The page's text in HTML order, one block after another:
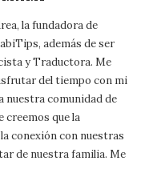
la fundadora de
además de ser
y Traductora. Me
del tiempo con mi
nuestra comunidad de
creemos que la
conexión con nuestras
de nuestra familia. Me